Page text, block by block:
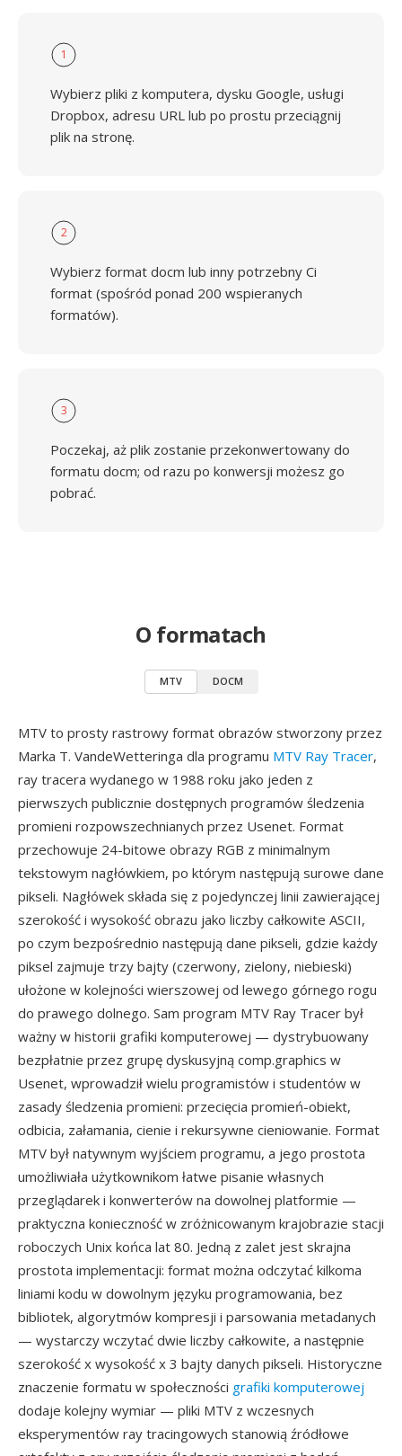
1
Wybierz pliki z komputera, dysku Google, usługi
Dropbox, adresu URL lub po prostu przeciągnij
plik na stronę.
2
Wybierz format docm lub inny potrzebny Ci
format (spośród ponad 200 wspieranych
formatów).
3
Poczekaj, aż plik zostanie przekonwertowany do
formatu docm; od razu po konwersji możesz go
pobrać.
O formatach
MTV DOCM
MTV to prosty rastrowy format obrazów stworzony przez
Marka T. VandeWetteringa dla programu MTV Ray Tracer,
ray tracera wydanego w 1988 roku jako jeden z
pierwszych publicznie dostępnych programów śledzenia
promieni rozpowszechnianych przez Usenet. Format
przechowuje 24-bitowe obrazy RGB z minimalnym
tekstowym nagłówkiem, po którym następują surowe dane
pikseli. Nagłówek składa się z pojedynczej linii zawierającej
szerokość i wysokość obrazu jako liczby całkowite ASCII,
po czym bezpośrednio następują dane pikseli, gdzie każdy
piksel zajmuje trzy bajty (czerwony, zielony, niebieski)
ułożone w kolejności wierszowej od lewego górnego rogu
do prawego dolnego. Sam program MTV Ray Tracer był
ważny w historii grafiki komputerowej — dystrybuowany
bezpłatnie przez grupę dyskusyjną comp.graphics w
Usenet, wprowadził wielu programistów i studentów w
zasady śledzenia promieni: przecięcia promień-obiekt,
odbicia, załamania, cienie i rekursywne cieniowanie. Format
MTV był natywnym wyjściem programu, a jego prostota
umożliwiała użytkownikom łatwe pisanie własnych
przeglądarek i konwerterów na dowolnej platformie —
praktyczna konieczność w zróżnicowanym krajobrazie stacji
roboczych Unix końca lat 80. Jedną z zalet jest skrajna
prostota implementacji: format można odczytać kilkoma
liniami kodu w dowolnym języku programowania, bez
bibliotek, algorytmów kompresji i parsowania metadanych
— wystarczy wczytać dwie liczby całkowite, a następnie
szerokość x wysokość x 3 bajty danych pikseli. Historyczne
znaczenie formatu w społeczności grafiki komputerowej
dodaje kolejny wymiar — pliki MTV z wczesnych
eksperymentów ray tracingowych stanowią źródłowe